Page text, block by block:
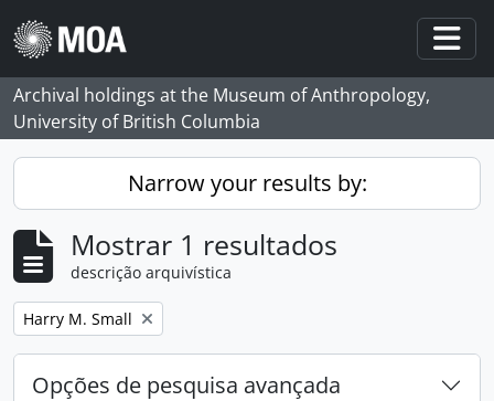
Skip to main content
Archival holdings at the Museum of Anthropology,
University of British Columbia
Narrow your results by:
Mostrar 1 resultados
descrição arquivística
Remove filter:
Harry M. Small
Opções de pesquisa avançada